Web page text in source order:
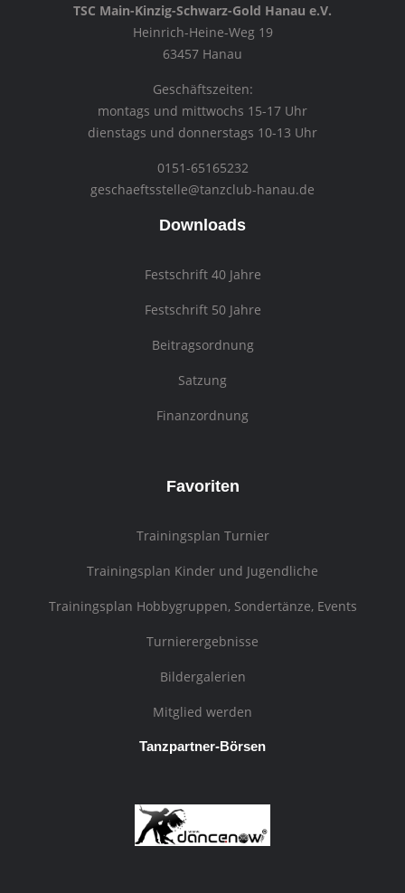
TSC Main-Kinzig-Schwarz-Gold Hanau e.V.
Heinrich-Heine-Weg 19
63457 Hanau
Geschäftszeiten:
montags und mittwochs 15-17 Uhr
dienstags und donnerstags 10-13 Uhr
0151-65165232
geschaeftsstelle@tanzclub-hanau.de
Downloads
Festschrift 40 Jahre
Festschrift 50 Jahre
Beitragsordnung
Satzung
Finanzordnung
Favoriten
Trainingsplan Turnier
Trainingsplan Kinder und Jugendliche
Trainingsplan Hobbygruppen, Sondertänze, Events
Turnierergebnisse
Bildergalerien
Mitglied werden
Tanzpartner-Börsen